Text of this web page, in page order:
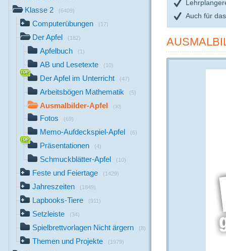
Klasse 2 (6409)
Computerübungen (17)
Der Apfel (182)
Apfelbuch (1)
AB und Lesetexte (10)
Der Apfel im Unterricht (47)
Arbeitsbögen Mathematik (5)
Ausmalbilder-Apfel (30)
Fotos (69)
Memo-Aufdeckspiel-Apfel (6)
Präsentationen (4)
Schmuckblätter-Apfel (10)
Feste und Feiertage (1429)
Jahreszeiten (1849)
Lapbooks-Tiere (911)
Setzleiste (34)
Spielbrettvorlagen Nicht ärgern (8)
Themen und Projekte (1979)
Auch für